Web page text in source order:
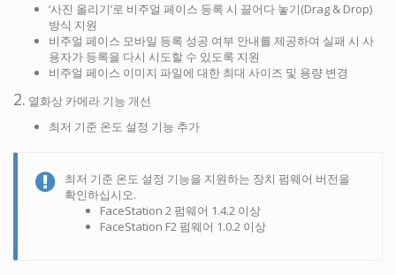
‘사진 올리기’로 비주얼 페이스 등록 시 끌어다 놓기(Drag & Drop)
방식 지원
비주얼 페이스 모바일 등록 성공 여부 안내를 제공하여 실패 시 사
용자가 등록을 다시 시도할 수 있도록 지원
비주얼 페이스 이미지 파일에 대한 최대 사이즈 및 용량 변경
2. 열화상 카메라 기능 개선
최저 기준 온도 설정 기능 추가
최저 기준 온도 설정 기능을 지원하는 장치 펌웨어 버전을
확인하십시오.
FaceStation 2 펌웨어 1.4.2 이상
FaceStation F2 펌웨어 1.0.2 이상